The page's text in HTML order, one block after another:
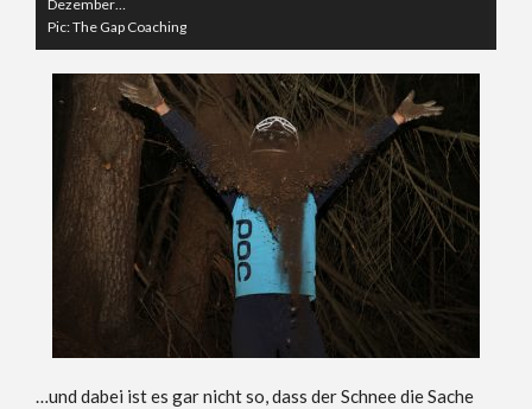
Dezember…
Pic: The Gap Coaching
…und dabei ist es gar nicht so, dass der Schnee die Sache